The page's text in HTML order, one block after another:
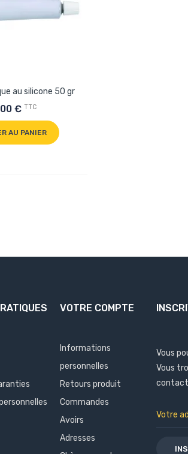
au silicone 50 gr
€ TTC
AU PANIER
VOTRE COMPTE
Informations
personnelles
Retours produit
Commandes
Avoirs
Adresses
Vous
Vous
contact